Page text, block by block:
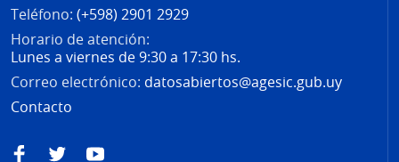
Teléfono: (+598) 2901 2929
Horario de atención:
Lunes a viernes de 9:30 a 17:30 hs.
Correo electrónico: datosabiertos@agesic.gub.uy
Contacto
FacebookTwitterYouTube